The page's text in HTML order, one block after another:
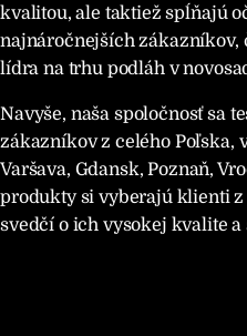
kvalitou, ale taktiež spĺňajú
najnáročnejších zákazníkov,
lídra na trhu podláh v
Navyše, naša spoločnosť sa
zákazníkov z celého Poľska,
Varšava, Gdansk, Poznaň,
produkty si vyberajú klienti
svedčí o ich vysokej kvalite a